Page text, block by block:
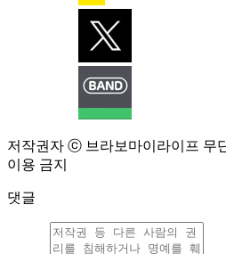
저작권자 ⓒ 브라보마이라이프 무
이용 금지
댓글